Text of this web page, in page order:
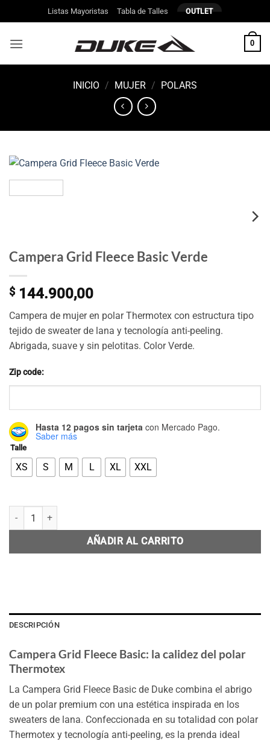
al
contenido
Listas Mayoristas Tabla de Talles OUTLET
0
INICIO / MUJER / POLARS
Campera Grid Fleece Basic Verde
$ 144.900,00
Campera de mujer en polar Thermotex con estructura tipo
tejido de sweater de lana y tecnología anti-peeling.
Abrigada, suave y sin pelotitas. Color Verde.
Zip code:
Hasta 12 pagos sin tarjeta con Mercado Pago.
Saber más
Talle
XS S M L XL XXL
Campera Grid Fleece Basic Verde cantidad
AÑADIR AL CARRITO
DESCRIPCIÓN
Campera Grid Fleece Basic: la calidez del polar
Thermotex
La Campera Grid Fleece Basic de Duke combina el abrigo
de un polar premium con una estética inspirada en los
sweaters de lana. Confeccionada en su totalidad con polar
Thermotex y tecnología anti-peeling, es la prenda ideal